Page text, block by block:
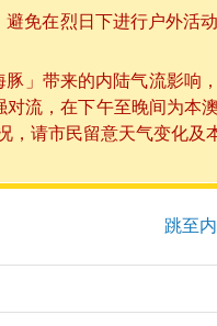
免在烈日下进行户外活
」带来的内陆气流影响
流，在下午至晚间为本
，请市民留意天气变化及
跳至